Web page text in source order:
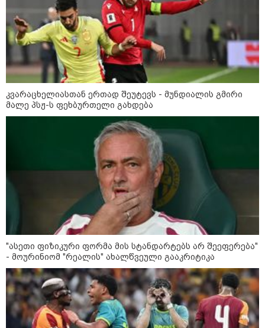
კატეგორიები
9
აგვისტო
დღის ზოგადი
ასტროლოგიური
პროგნოზი
აგვისტო აგარაკზე: ეს 5 საქმე
უნდა მოასწროთ შემოდგომის
დადგომამდე
ფული ამ ზოდიაქოს ნიშნების
ხელში აღმოჩნდება: ვინ
გამდიდრდება?
კვარაცხელიასთან ერთად შეუტევს - მუნდიალის გმირი
მალე პსჟ-ს ფეხბურთელი გახდება
"ასეთი ფიზიკური ფორმა მის სტანდარტებს არ შეეფერება"
- მოურინიომ "რეალის" ახალწვეული გააკრიტიკა